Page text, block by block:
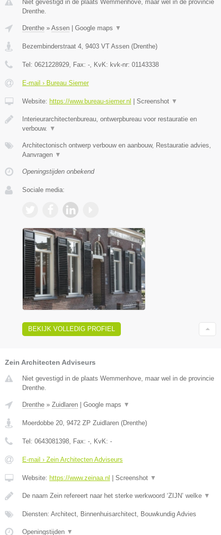
Niet gevestigd in de plaats Wemmenhove, maar wel in de provincie
Drenthe.
Drenthe » Assen Google maps ▼
Bezembinderstraat 4, 9403 VT Assen (Drenthe)
Tel: 0621228929, Fax: -, KvK: kvk-nr: 01143338
E-mail › Bureau Siemer
Website: https://www.bureau-siemer.nl Screenshot ▼
Interieurarchitectenbureau, ontwerpbureau voor restauratie en
verbouw. ▼
Architectonisch ontwerp verbouw en aanbouw, Restauratie advies,
Aanvragen ▼
Openingstijden onbekend
Sociale media:
BEKIJK VOLLEDIG PROFIEL
Zein Architecten Adviseurs
Niet gevestigd in de plaats Wemmenhove, maar wel in de provincie
Drenthe.
Drenthe » Zuidlaren | Google maps ▼
Moerdobbe 20 9472 ZP Zuidlaren (Drenthe)
Tel: 0643081398 , Fax: - , KvK: -
E-mail › Zein Architecten Adviseurs
Website: https://www.zeinaa.nl | Screenshot ▼
De naam Zein refereert naar het sterke werkwoord ‘ZIJN’ welke ▼
Diensten: Architect, Binnenhuisarchitect, Bouwkundig Advies
Openingstijden ▼